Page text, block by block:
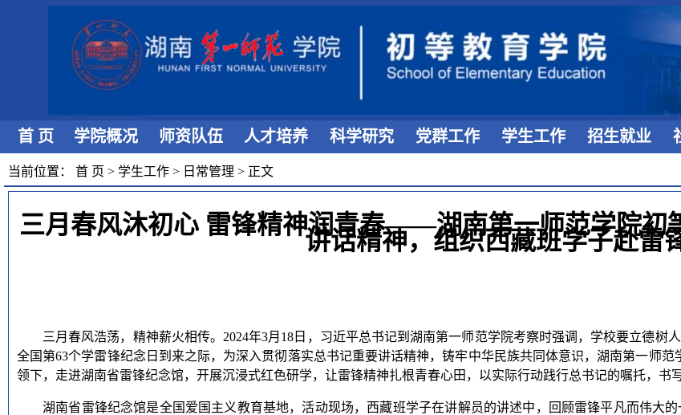
首 页 学院概况 师资队伍 人才培养 科学研究 党群工作 学生工作 招生就业
当前位置： 首 页 > 学生工作 > 日常管理 > 正文
三月春风沐初心 雷锋精神润青春——湖南第一师范学院初
讲话精神，组织西藏班学子赴雷
三月春风浩荡，精神薪火相传。 2024年3月18日， 习近平总书记到湖南第一师范学院考察时强调，学校要立德树
全国第63个学雷锋纪念日到来之际，为深入贯彻落实总书记重要讲话精神，铸牢中华民族共同体意识，湖南第一师范
领下， 走进湖南省雷锋纪念馆，开展沉浸式红色研学，让雷锋精神扎根青春心田，以实际行动践行总书记的嘱托，书
湖南省雷锋纪念馆是全国爱国主义教育基地，活动现场，西藏班学子在讲解员的讲述中，回顾雷锋平凡而伟大